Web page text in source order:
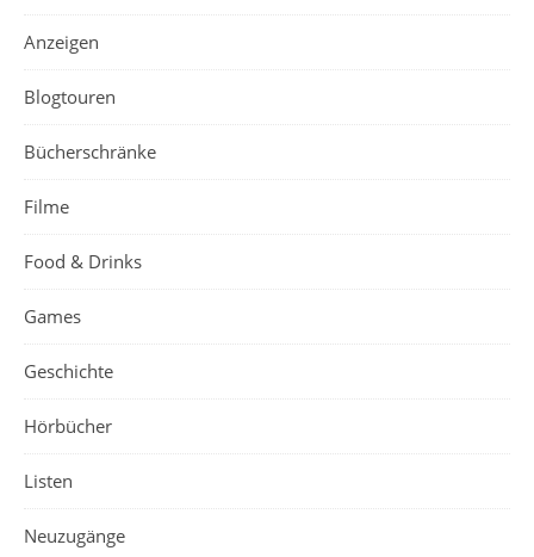
Anzeigen
Blogtouren
Bücherschränke
Filme
Food & Drinks
Games
Geschichte
Hörbücher
Listen
Neuzugänge